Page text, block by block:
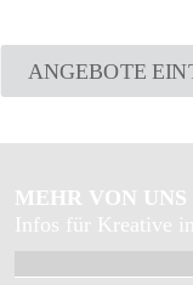
ANGEBOTE
MEHR VON UNS
Infos für Kreative